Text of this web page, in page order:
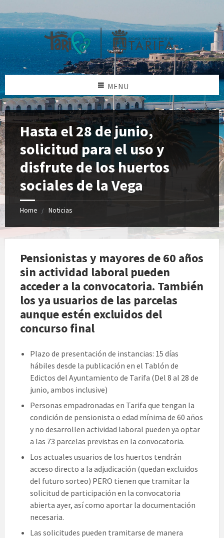
MENU
Hasta el 28 de junio,
solicitud para el uso y
disfrute de los huertos
sociales de la Vega
Home Noticias
Pensionistas y mayores de 60 años
sin actividad laboral pueden
acceder a la convocatoria. También
los ya usuarios de las parcelas
aunque estén excluidos del
concurso final
Plazo de presentación de instancias: 15 días
hábiles desde la publicación en el Tablón de
Edictos del Ayuntamiento de Tarifa (Del 8 al 28 de
junio, ambos inclusive)
Personas empadronadas en Tarifa que tengan la
condición de pensionista o edad mínima de 60 años
y no desarrollen actividad laboral pueden ya optar
a las 73 parcelas previstas en la convocatoria.
Los actuales usuarios de los huertos tendrán
acceso directo a la adjudicación (quedan excluidos
del futuro sorteo) PERO tienen que tramitar la
solicitud de participación en la convocatoria
abierta ayer, así como aportar la documentación
necesaria.
Las solicitudes pueden tramitarse de manera